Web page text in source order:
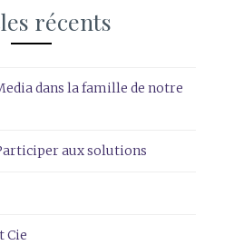
récents
dans la famille de notre
aux solutions
Cie